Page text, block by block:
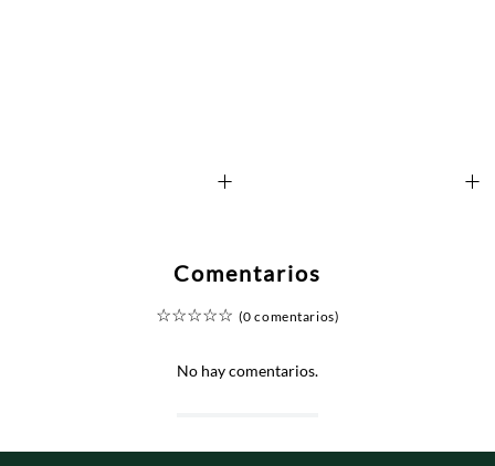
+ +
Comentarios
☆☆☆☆☆ (0 comentarios)
No hay comentarios.